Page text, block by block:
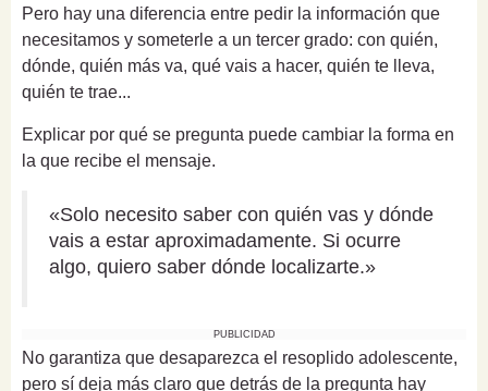
Pero hay una diferencia entre pedir la información que
necesitamos y someterle a un tercer grado: con quién,
dónde, quién más va, qué vais a hacer, quién te lleva,
quién te trae...
Explicar por qué se pregunta puede cambiar la forma en
la que recibe el mensaje.
«Solo necesito saber con quién vas y dónde
vais a estar aproximadamente. Si ocurre
algo, quiero saber dónde localizarte.»
PUBLICIDAD
No garantiza que desaparezca el resoplido adolescente,
pero sí deja más claro que detrás de la pregunta hay